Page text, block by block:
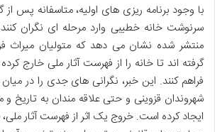
با وجود برنامه ریزی های اولیه، متاسفانه
سرنوشت خانه خطیبی وارد مرحله ای نگران
منتشر شده نشان می دهد که متولیان میراث
گرفته اند تا خانه را از فهرست آثار ملی خارج
فراهم کنند. این خبر، نگرانی های جدی را در
شهروندان قزوینی و حتی علاقه مندان به تاریخ
ایجاد کرده است. خروج یک اثر از فهرست آثار